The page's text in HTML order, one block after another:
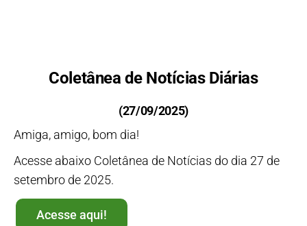
Coletânea de Notícias Diárias
(27/09/2025)
Amiga, amigo, bom dia!
Acesse abaixo Coletânea de Notícias do dia 27 de
setembro de 2025.
Acesse aqui!